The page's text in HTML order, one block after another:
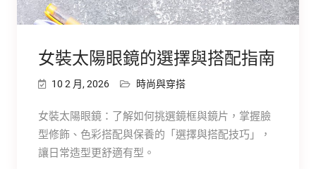
女裝太陽眼鏡的選擇與搭配指南
10 2 月, 2026 時尚與穿搭
女裝太陽眼鏡：了解如何挑選鏡框與鏡片，掌握臉
型修飾、色彩搭配與保養的「選擇與搭配技巧」，
讓日常造型更舒適有型。